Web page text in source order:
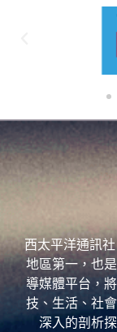
西太平洋通訊
地區第一，也
導媒體平台，
技、生活、社
深入的剖析